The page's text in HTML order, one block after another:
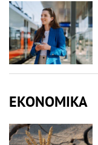
EKONOMIKA